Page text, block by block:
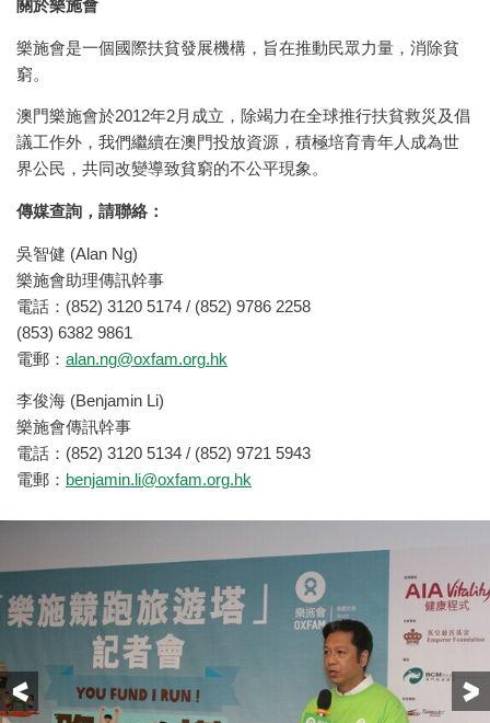
關於樂施會
樂施會是一個國際扶貧發展機構，旨在推動民眾力量，消除貧
窮。
澳門樂施會於2012年2月成立，除竭力在全球推行扶貧救災及倡
議工作外，我們繼續在澳門投放資源，積極培育青年人成為世
界公民，共同改變導致貧窮的不公平現象。
傳媒查詢，請聯絡：
吳智健 (Alan Ng)
樂施會助理傳訊幹事
電話：(852) 3120 5174 / (852) 9786 2258
(853) 6382 9861
電郵： alan.ng@oxfam.org.hk
李俊海 (Benjamin Li)
樂施會傳訊幹事
電話：(852) 3120 5134 / (852) 9721 5943
電郵： benjamin.li@oxfam.org.hk
Previous